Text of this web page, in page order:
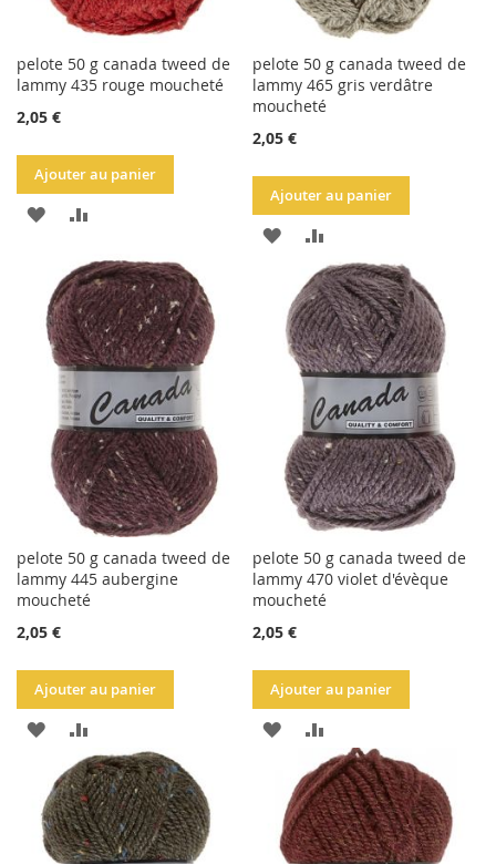
pelote 50 g canada tweed de
lammy 435 rouge moucheté
2,05 €
Ajouter au panier
AJOUTER
LA
LISTE
D'ACHATS
COMPARATEUR
pelote 50 g canada tweed de
lammy 465 gris verdâtre
moucheté
2,05 €
Ajouter au panier
AJOUTER
LA
LISTE
D'ACHATS
AU
COMPARATEUR
pelote 50 g canada tweed de
lammy 445 aubergine
moucheté
2,05 €
Ajouter au panier
AJOUTER
LA
LISTE
AU
COMPARATEUR
pelote 50 g canada tweed de
lammy 470 violet d'évèque
moucheté
2,05 €
Ajouter au panier
AJOUTER
LA
LISTE
AU
COMPARATEUR